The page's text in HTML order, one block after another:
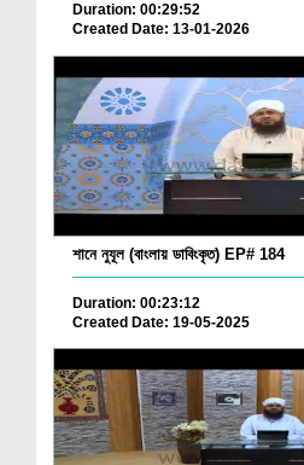
Duration: 00:29:52
Created Date: 13-01-2026
শানে নুযূল (বাংলায় ডাবিংকৃত) EP# 184
Duration: 00:23:12
Created Date: 19-05-2025